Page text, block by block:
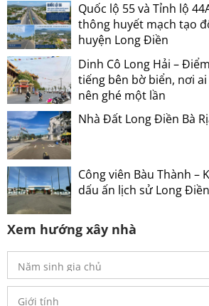
Quốc lộ 55 và Tỉnh lộ
thông huyết mạch tạo
huyện Long Điền
Dinh Cô Long Hải –
tiếng bên bờ biển, nơi
nên ghé một lần
Nhà Đất Long Điền Bà
Công viên Bàu Thành –
dấu ấn lịch sử Long Điền
Xem hướng xây nhà